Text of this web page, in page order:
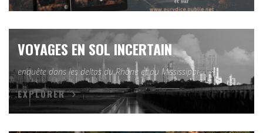
VOYAGES EN SOL INCERTAIN
enquête dans les deltas du Rhône et du Mississippi
EXPLORER